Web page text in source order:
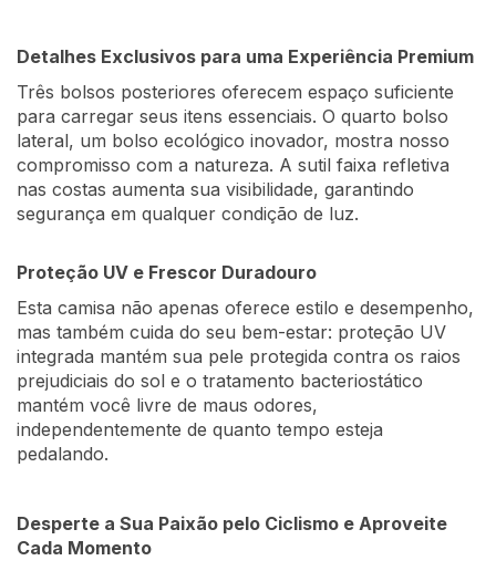
Detalhes Exclusivos para uma Experiência Premium
Três bolsos posteriores oferecem espaço suficiente
para carregar seus itens essenciais. O quarto bolso
lateral, um bolso ecológico inovador, mostra nosso
compromisso com a natureza. A sutil faixa refletiva
nas costas aumenta sua visibilidade, garantindo
segurança em qualquer condição de luz.
Proteção UV e Frescor Duradouro
Esta camisa não apenas oferece estilo e desempenho,
mas também cuida do seu bem-estar: proteção UV
integrada mantém sua pele protegida contra os raios
prejudiciais do sol e o tratamento bacteriostático
mantém você livre de maus odores,
independentemente de quanto tempo esteja
pedalando.
Desperte a Sua Paixão pelo Ciclismo e Aproveite
Cada Momento